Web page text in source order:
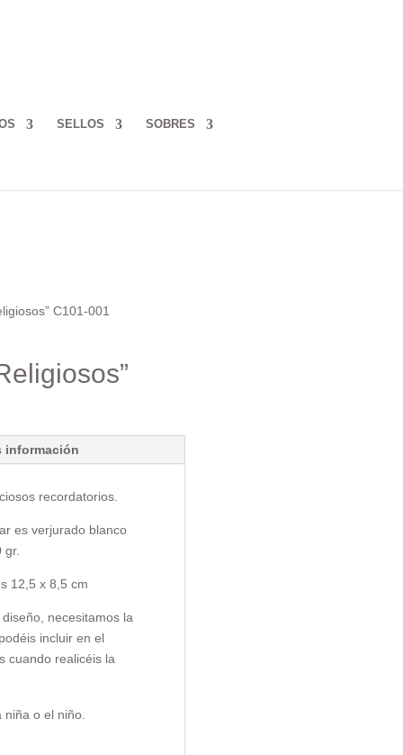
SELLOS SOBRES
C101-001
información
recordatorios.
es verjurado blanco
gr.
12,5 x 8,5 cm
necesitamos la
incluir en el
cuando realicéis la
o el niño.